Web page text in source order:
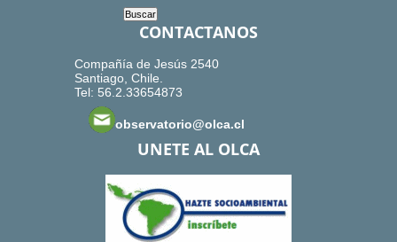
CONTACTANOS
Compañía de Jesús 2540
Santiago, Chile.
Tel: 56.2.33654873
observatorio@olca.cl
UNETE AL OLCA